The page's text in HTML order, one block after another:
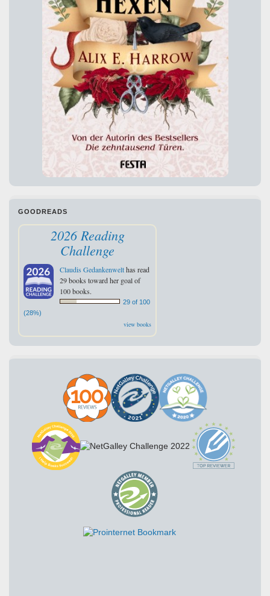
GOODREADS
2026 Reading
Challenge
Claudis Gedankenwelthas read
29 books toward her goal of
100 books.
29 of 100
(28%)
view books